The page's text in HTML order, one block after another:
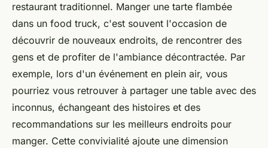
restaurant traditionnel. Manger une tarte flambée
dans un food truck, c'est souvent l'occasion de
découvrir de nouveaux endroits, de rencontrer des
gens et de profiter de l'ambiance décontractée. Par
exemple, lors d'un événement en plein air, vous
pourriez vous retrouver à partager une table avec des
inconnus, échangeant des histoires et des
recommandations sur les meilleurs endroits pour
manger. Cette convivialité ajoute une dimension